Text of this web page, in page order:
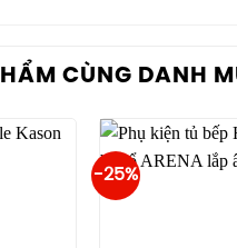
CÙNG DANH
-25%